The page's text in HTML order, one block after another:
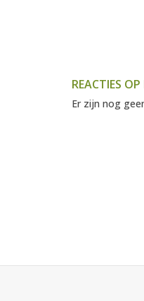
REACTIES
Er zijn nog